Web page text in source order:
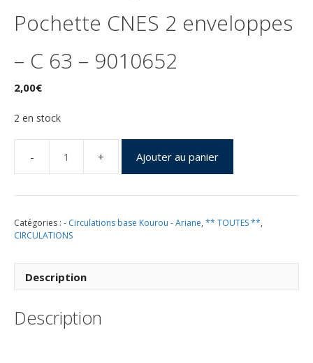
Pochette CNES 2 enveloppes
– C 63 – 9010652
2,00€
2 en stock
quantité
de
Lancement
2
Ajouter au panier
Catégories : - Circulations base Kourou - Ariane, ** TOUTES **,
CIRCULATIONS
Description
Description